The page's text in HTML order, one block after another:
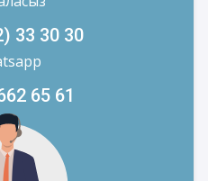
33 30 30
65 61